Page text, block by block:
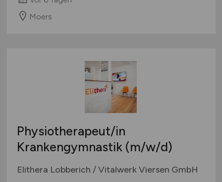
Moers
Physiotherapeut/in
Krankengymnastik (m/w/d)
Elithera Lobberich / Vitalwerk Viersen GmbH